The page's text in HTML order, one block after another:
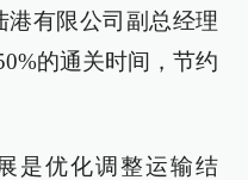
港有限公司副总经理
的通关时间，节约
是优化调整运输结